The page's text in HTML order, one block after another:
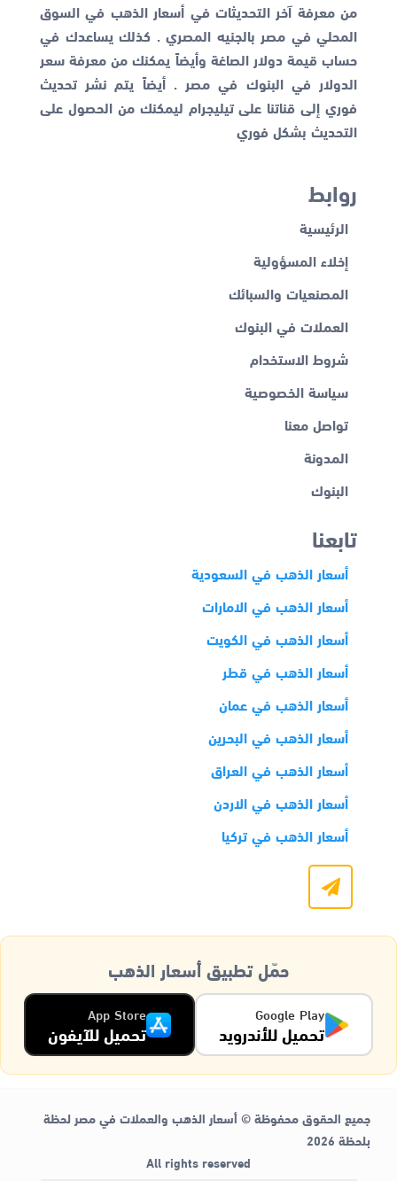
من معرفة آخر التحديثات في أسعار الذهب في السوق
المحلي في مصر بالجنيه المصري . كذلك يساعدك في
حساب قيمة دولار الصاغة وأيضاً يمكنك من معرفة سعر
الدولار في البنوك في مصر . أيضاً يتم نشر تحديث
فوري إلى قناتنا على تيليجرام ليمكنك من الحصول على
التحديث بشكل فوري
روابط
الرئيسية
إخلاء المسؤولية
المصنعيات والسبائك
العملات في البنوك
شروط الاستخدام
سياسة الخصوصية
تواصل معنا
المدونة
البنوك
تابعنا
أسعار الذهب في السعودية
أسعار الذهب في الامارات
أسعار الذهب في الكويت
أسعار الذهب في قطر
أسعار الذهب في عمان
أسعار الذهب في البحرين
أسعار الذهب في العراق
أسعار الذهب في الاردن
أسعار الذهب في تركيا
حمّل تطبيق أسعار الذهب
Google Play
تحميل للأندرويد
App Store
تحميل للآيفون
جميع الحقوق محفوظة © أسعار الذهب والعملات في مصر لحظة
بلحظة 2026
All rights reserved